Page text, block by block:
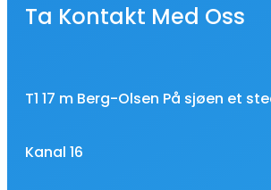
Ta Kontakt Med Oss
T1 17 m Berg-Olsen På sjøen et
Kanal 16